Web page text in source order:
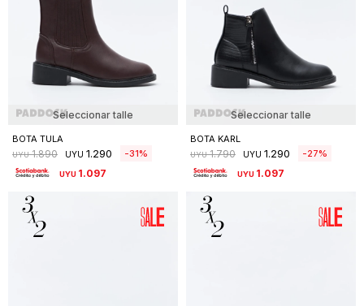
Seleccionar talle
BOTA TULA
UYU 1.890 UYU 1.290 31
UYU 1.097
Seleccionar talle
BOTA KARL
UYU 1.790 UYU 1.290 27
UYU 1.097